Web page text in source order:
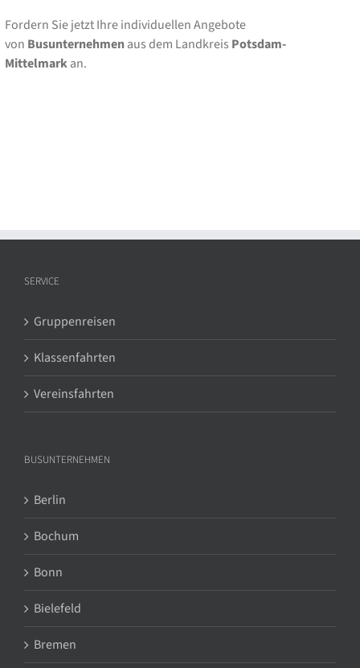
Fordern Sie jetzt Ihre individuellen Angebote
von Busunternehmenaus dem Landkreis Potsdam-
Mittelmarkan.
SERVICE
Gruppenreisen
Klassenfahrten
Vereinsfahrten
BUSUNTERNEHMEN
Berlin
Bochum
Bonn
Bielefeld
Bremen